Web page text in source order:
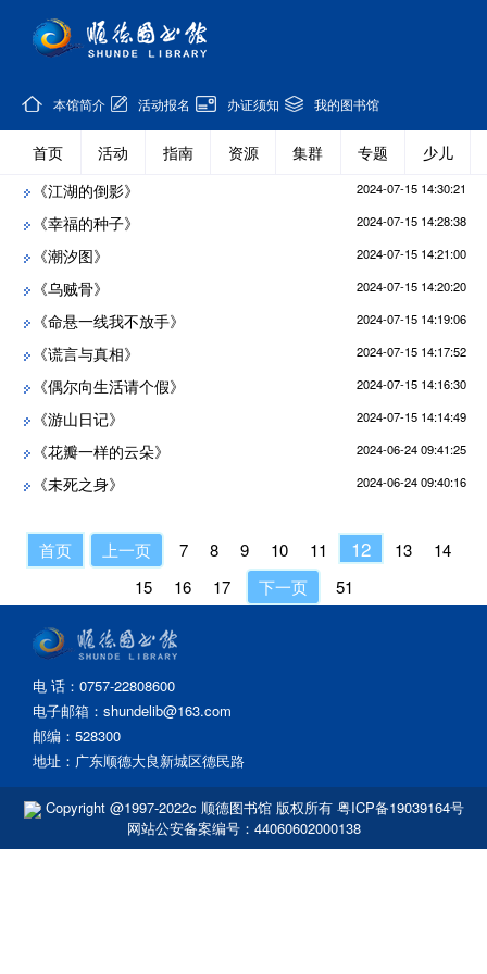
本馆简介 活动报名 办证须知 我的图书馆
首页 活动 指南 资源 集群 专题
少儿
《江湖的倒影》
2024-07-15 14:30:21
《幸福的种子》 2024-07-15 14:28:38
《潮汐图》 2024-07-15 14:21:00
《乌贼骨》 2024-07-15 14:20:20
《命悬一线我不放手》 2024-07-15 14:19:06
《谎言与真相》 2024-07-15 14:17:52
《偶尔向生活请个假》 2024-07-15 14:16:30
《游山日记》 2024-07-15 14:14:49
《花瓣一样的云朵》 2024-06-24 09:41:25
《未死之身》 2024-06-24 09:40:16
首页 上一页 7 8 9 10 11 12 13
14
15
16 17 下一页 51
电 话：0757-22808600
电子邮箱：shundelib@163.com
邮编：528300
地址：广东顺德大良新城区德民路
Copyright @1997-2022c 顺德图书馆 版权所有 粤ICP备19039164号
网站公安备案编号：44060602000138